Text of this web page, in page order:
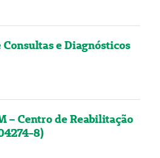
e Diagnósticos
– Centro de Reabilitação
8)